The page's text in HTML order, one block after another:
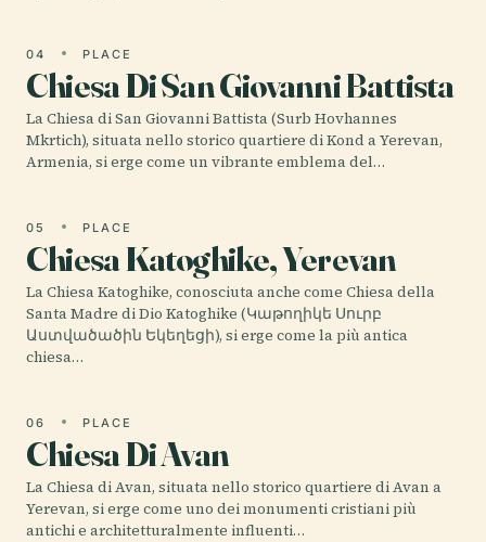
04 PLACE
Chiesa Di San Giovanni Battista
La Chiesa di San Giovanni Battista (Surb Hovhannes
Mkrtich), situata nello storico quartiere di Kond a Yerevan,
Armenia, si erge come un vibrante emblema del…
05 PLACE
Chiesa Katoghike, Yerevan
La Chiesa Katoghike, conosciuta anche come Chiesa della
Santa Madre di Dio Katoghike (Կաթողիկե Սուրբ
Աստվածածին Եկեղեցի), si erge come la più antica
chiesa…
06 PLACE
Chiesa Di Avan
La Chiesa di Avan, situata nello storico quartiere di Avan a
Yerevan, si erge come uno dei monumenti cristiani più
antichi e architetturalmente influenti…